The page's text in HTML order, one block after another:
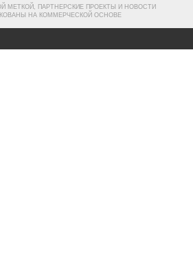
МЕТКОЙ, ПАРТНЕРСКИЕ ПРОЕКТЫ И НОВОСТИ
НА КОММЕРЧЕСКОЙ ОСНОВЕ